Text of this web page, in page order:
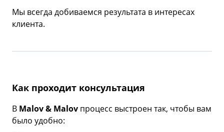
Мы всегда добиваемся результата в интересах
клиента.
Как проходит консультация
В Malov & Malov процесс выстроен так, чтобы вам
было удобно: